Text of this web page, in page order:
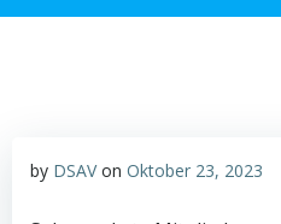
by DSAV on Oktober 23, 2023